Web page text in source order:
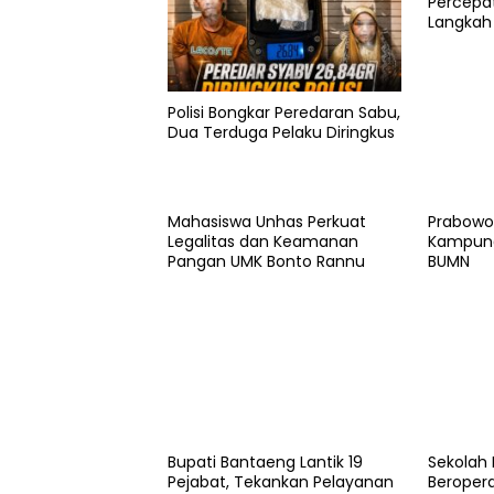
Polisi Bongkar Peredaran Sabu,
Dua Terduga Pelaku Diringkus
Mahasiswa Unhas Perkuat
Legalitas dan Keamanan
Pangan UMK Bonto Rannu
BUMN
Bupati Bantaeng Lantik 19
Pejabat, Tekankan Pelayanan
Sekolah